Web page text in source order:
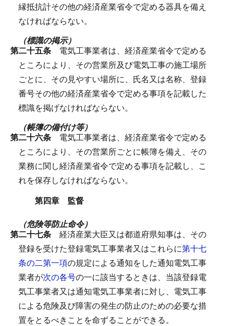
縁抵抗計その他の経済産業省令で定める器具を備え
なければならない。
（標識の掲示）
第二十五条 電気工事業者は、経済産業省令で定める
ところにより、その営業所及び電気工事の施工場所
ごとに、その見やすい場所に、氏名又は名称、登録
番号その他の経済産業省令で定める事項を記載した
標識を掲げなければならない。
（帳簿の備付け等）
第二十六条 電気工事業者は、経済産業省令で定める
ところにより、その営業所ごとに帳簿を備え、その
業務に関し経済産業省令で定める事項を記載し、こ
れを保存しなければならない。
第四章 監督
（危険等防止命令）
第二十七条 経済産業大臣又は都道府県知事は、その
登録を受けた登録電気工事業者又はこれらに第十七
条の二第一項の規定による通知をした通知電気工事
業者が次の各号の一に該当するときは、当該登録電
気工事業者又は通知電気工事業者に対し、電気工事
による危険及び障害の発生の防止のための必要な措
置をとるべきことを命ずることができる。